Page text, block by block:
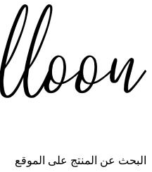
البحث عن المنتج على الموقع